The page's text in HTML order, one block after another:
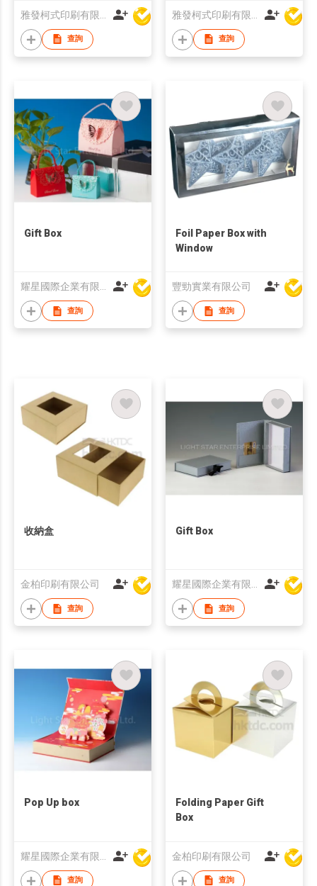
查詢 查詢
Gift Box
查詢
Foil Paper Box with
Window
豐勁實業有限公司
查詢
收納盒
金柏印刷有限公司
查詢
Gift Box
耀星國際企業有限公司
查詢
Pop Up box
查詢
Folding Paper Gift
Box
金柏印刷有限公司
查詢